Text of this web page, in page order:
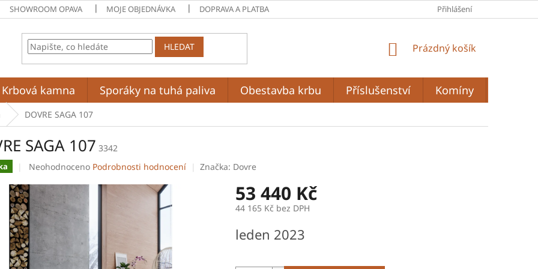
SHOWROOM OPAVA MOJE OBJEDNÁVKA DOPRAVA A PLATBA PODMÍNKY OCHRANY OSOBNÍCH ÚDAJŮ OBCHODNÍ
Přihlášení
HLEDAT
NÁKUPNÍ
Prázdný košík
Krbová kamna Sporáky na tuhá paliva Obestavba krbu Příslušenství Komíny
DOVRE SAGA 107
SAGA 107 3342
Průměrné
produktu
je
0,0
5
hvězdiček.
Neohodnoceno Podrobnosti hodnocení Značka: Dovre
53 440 Kč
44 165 Kč bez DPH
cena:
leden 2023